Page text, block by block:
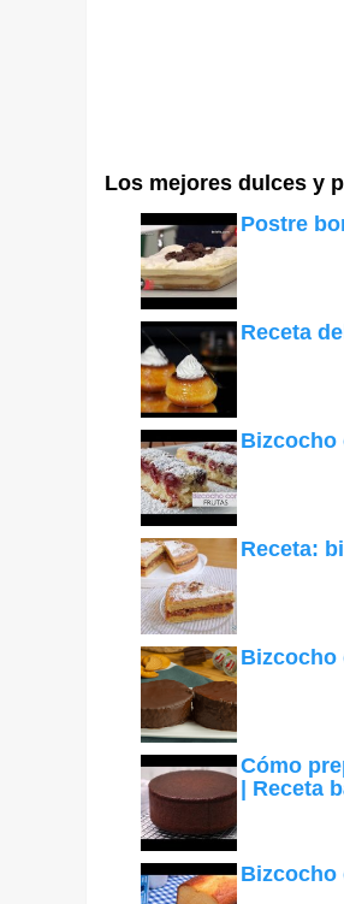
Los mejores dulces y
Postre
Receta
Bizcocho
Receta:
Bizcocho
Cómo
| Receta
Bizcocho